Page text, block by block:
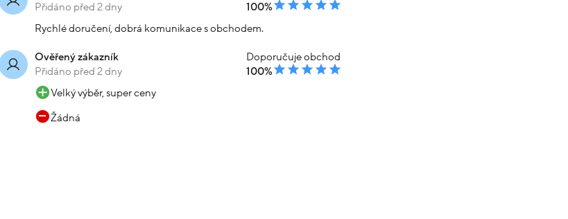
Přidáno před 2 dny
100%
Rychlé doručení, dobrá komunikace s obchodem.
Ověřený zákazník
Přidáno před 2 dny
Doporučuje obchod
100%
Velký výběr, super ceny
Žádná